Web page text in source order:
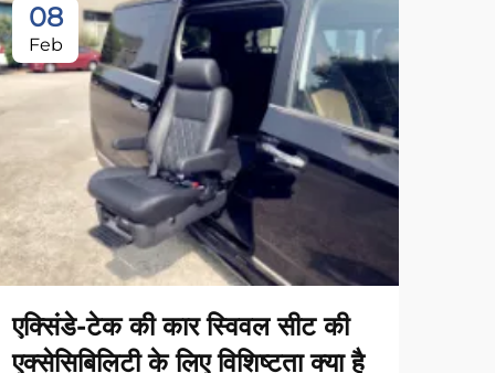
08
Feb
एक्सिंडे-टेक की कार स्विवल सीट की
एक्सेसिबिलिटी के लिए विशिष्टता क्या है